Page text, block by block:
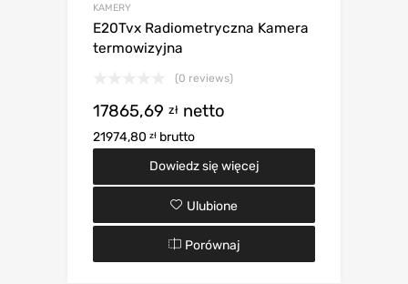
KAMERY
E20Tvx Radiometryczna Kamera
termowizyjna
(0 reviews)
17865,69 zł netto
21974,80 zł brutto
Dowiedz się więcej
Ulubione
Porównaj